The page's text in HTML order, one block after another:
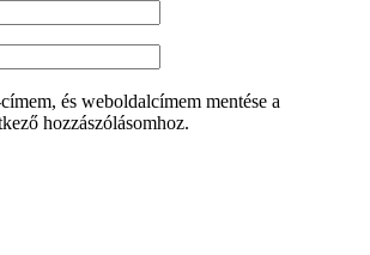
és weboldalcímem mentése a
hozzászólásomhoz.